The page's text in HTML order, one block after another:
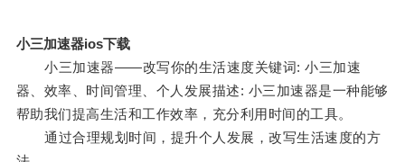
小三加速器ios下载
小三加速器——改写你的生活速度关键词: 小三加速
器、效率、时间管理、个人发展描述: 小三加速器是一种能够
帮助我们提高生活和工作效率，充分利用时间的工具。
通过合理规划时间，提升个人发展，改写生活速度的方